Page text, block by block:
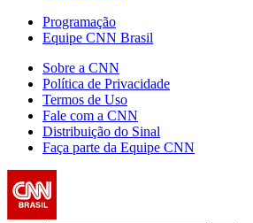
Programação
Equipe CNN Brasil
Sobre a CNN
Política de Privacidade
Termos de Uso
Fale com a CNN
Distribuição do Sinal
Faça parte da Equipe CNN